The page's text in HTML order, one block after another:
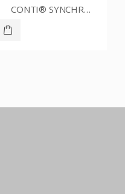
CONTI® SYNCHROBELT 70XL025